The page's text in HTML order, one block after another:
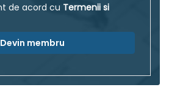
de acord cu Termenii si
Devin membru